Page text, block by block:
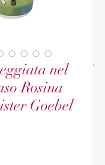
nel
Rosina
Goebel